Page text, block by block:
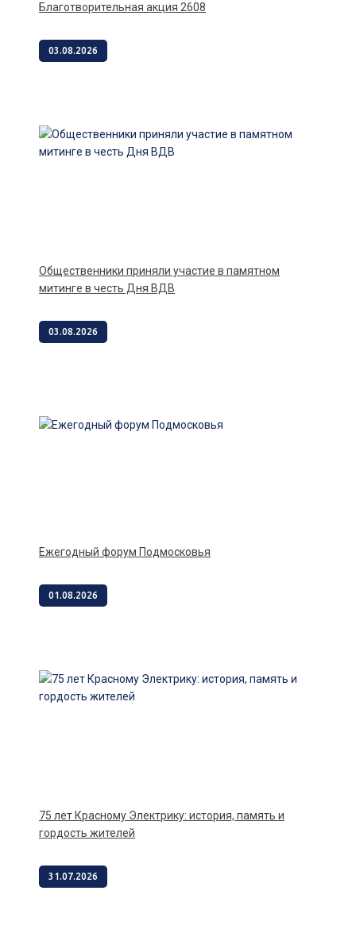
Благотворительная акция 2608
03.08.2026
Общественники приняли участие в памятном
митинге в честь Дня ВДВ
03.08.2026
Ежегодный форум Подмосковья
01.08.2026
75 лет Красному Электрику: история, память и
гордость жителей
31.07.2026